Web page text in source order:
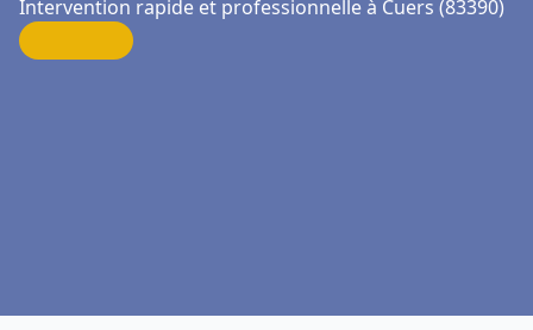
Intervention rapide et professionnelle à Cuers (83390)